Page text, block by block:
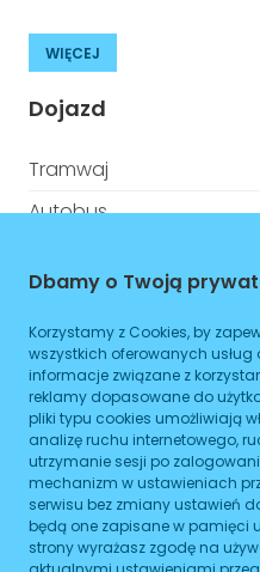
WIĘCEJ
Dojazd
Tramwaj
Autobus
Godziny otwarcia
Poniedziałek
Wtorek
Środa
Dbamy o Twoją
Korzystamy z Cookies, by
wszystkich oferowanych
informacje związane z
reklamy dopasowane do
pliki typu cookies umożliwiają
analizę ruchu internetowego,
utrzymanie sesji po
mechanizm w ustawieniach
serwisu bez zmiany ustawień
będą one zapisane w pamięci
strony wyrażasz zgodę na